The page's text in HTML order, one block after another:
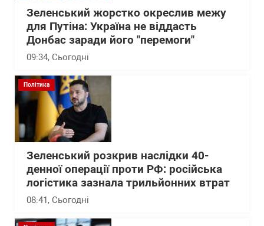
Зеленський жорстко окреслив межу
для Путіна: Україна не віддасть
Донбас заради його "перемоги"
09:34, Сьогодні
Політика
Зеленський розкрив наслідки 40-
денної операції проти РФ: російська
логістика зазнала трильйонних втрат
08:41, Сьогодні